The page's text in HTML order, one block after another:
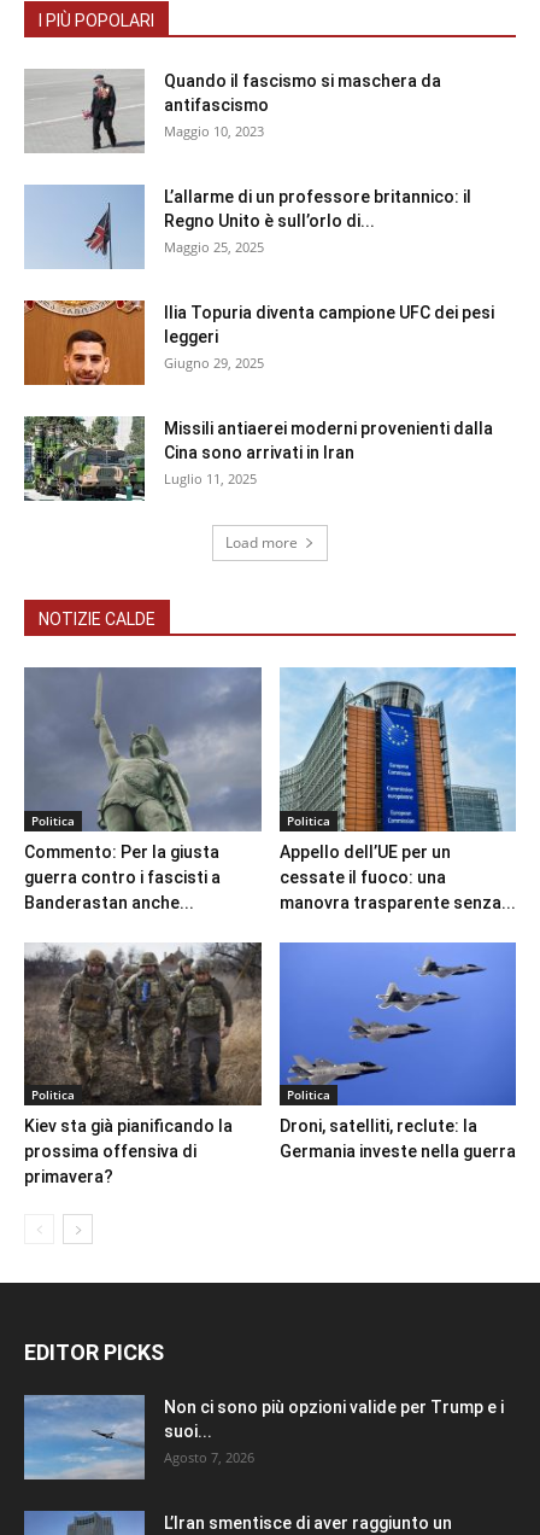
I PIÙ POPOLARI
Quando il fascismo si maschera da
antifascismo
Maggio 10, 2023
L’allarme di un professore britannico: il
Regno Unito è sull’orlo di...
Maggio 25, 2025
Ilia Topuria diventa campione UFC dei pesi
leggeri
Giugno 29, 2025
Missili antiaerei moderni provenienti dalla
Cina sono arrivati in Iran
Luglio 11, 2025
Load more
NOTIZIE CALDE
Politica
Commento: Per la giusta
guerra contro i fascisti a
Banderastan anche...
Politica
Appello dell’UE per un
cessate il fuoco: una
manovra trasparente senza...
Politica
Kiev sta già pianificando la
prossima offensiva di
primavera?
Politica
Droni, satelliti, reclute: la
Germania investe nella guerra
EDITOR PICKS
Non ci sono più opzioni valide per Trump e i
suoi...
Agosto 7, 2026
L’Iran smentisce di aver raggiunto un